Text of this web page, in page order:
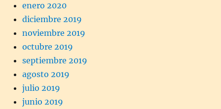
enero 2020
diciembre 2019
noviembre 2019
octubre 2019
septiembre 2019
agosto 2019
julio 2019
junio 2019